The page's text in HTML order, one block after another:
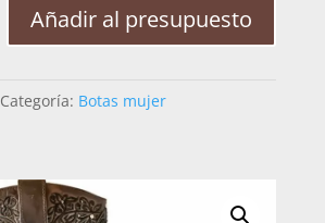
Añadir al presupuesto
Categoría: Botas mujer